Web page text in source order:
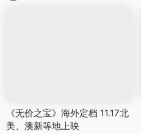
《无价之宝》海外定档 11.17北
美、澳新等地上映